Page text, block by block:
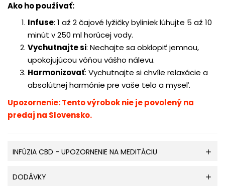
Ako ho používať:
Infuse: 1 až 2 čajové lyžičky byliniek lúhujte 5 až 10
minút v 250 ml horúcej vody.
Vychutnajte si: Nechajte sa obklopiť jemnou,
upokojujúcou vôňou vášho nálevu.
Harmonizovať: Vychutnajte si chvíle relaxácie a
absolútnej harmónie pre vaše telo a myseľ.
Upozornenie: Tento výrobok nie je povolený na
predaj na Slovensko.
INFÚZIA CBD - UPOZORNENIE NA MEDITÁCIU
DODÁVKY